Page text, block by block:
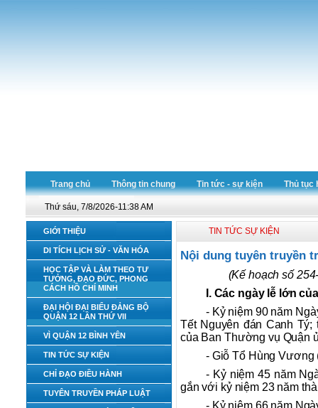
Trang chủ Thông tin chung Tin tức - sự kiện Thủ tục
Thứ sáu, 7/8/2026-11:38 AM
GIỚI THIỆU
DI TÍCH LỊCH SỬ - VĂN HÓA
HỌC TẬP VÀ LÀM THEO TƯ
TƯỞNG, ĐẠO ĐỨC, PHONG
CÁCH HỒ CHÍ MINH
ĐẠI HỘI ĐẠI BIỂU ĐẢNG BỘ
QUẬN 12 LẦN THỨ VII
VÌ QUẬN 12 BÌNH YÊN
TIN TỨC SỰ KIỆN
CHỈ ĐẠO ĐIỀU HÀNH
TUYÊN TRUYỀN PHÁP LUẬT
TIN TỨC SỰ KIỆN
Nội dung tuyên truyền
(Kế hoạch số
I. Các ngày lễ lớn
- Kỷ niệm 90 năm
Tết Nguyên đán Canh Tý;
của Ban Thường vụ Quận
- Giỗ Tổ Hùng Vương
- Kỷ niệm 45 năm
gắn với kỷ niệm 23 năm
- Kỷ niệm 66 năm